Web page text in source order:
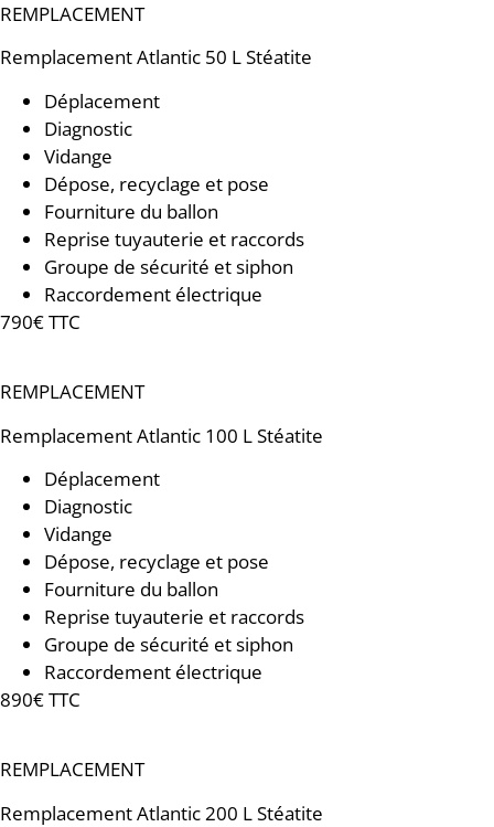
REMPLACEMENT
RemplacementAtlantic 50 L Stéatite
Déplacement
Diagnostic
Vidange
Dépose, recyclage et pose
Fourniture du ballon
Reprise tuyauterie et raccords
Groupe de sécurité et siphon
Raccordement électrique
790€ TTC
REMPLACEMENT
RemplacementAtlantic 100 L Stéatite
Déplacement
Diagnostic
Vidange
Dépose, recyclage et pose
Fourniture du ballon
Reprise tuyauterie et raccords
Groupe de sécurité et siphon
Raccordement électrique
890€ TTC
REMPLACEMENT
RemplacementAtlantic 200 L Stéatite